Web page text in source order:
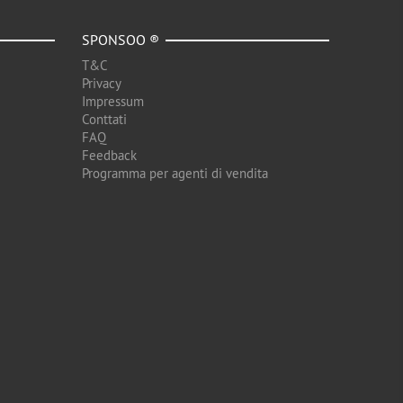
SPONSOO ®
T&C
Privacy
Impressum
Conttati
FAQ
Feedback
Programma per agenti di vendita